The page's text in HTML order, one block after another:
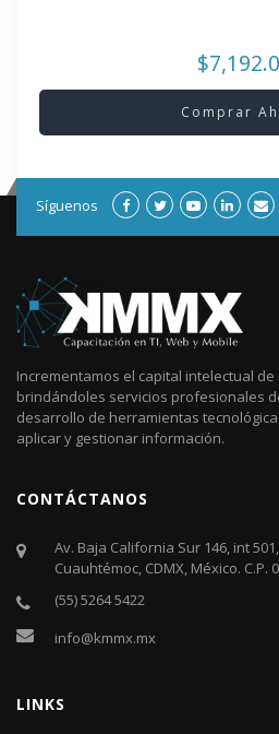
Comprar
Síguenos
Incrementamos el capital intelectual
brindándoles servicios profesionales
desarrollo de herramientas
aplicar y gestionar información.
CONTÁCTANOS
Av. Baja California Sur 146, int
Cuauhtémoc, CDMX, México. C.P.
(55) 5264 5422
info@kmmx.mx
LINKS